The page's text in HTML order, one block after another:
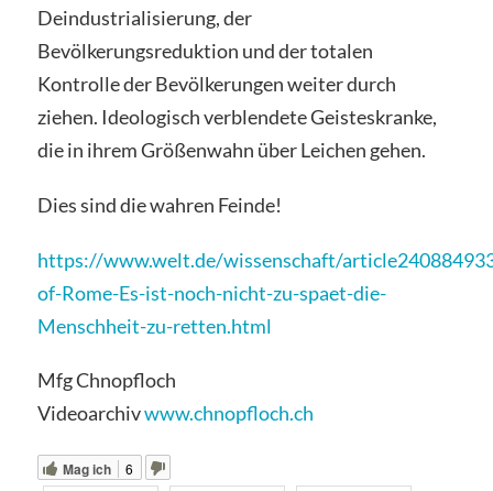
Deindustrialisierung, der
Bevölkerungsreduktion und der totalen
Kontrolle der Bevölkerungen weiter durch
ziehen. Ideologisch verblendete Geisteskranke,
die in ihrem Größenwahn über Leichen gehen.
Dies sind die wahren Feinde!
https://www.welt.de/wissenschaft/
of-Rome-Es-ist-noch-nicht-zu-spaet-die-
Menschheit-zu-retten.html
Mfg Chnopfloch
Videoarchivwww.chnopfloch.ch
Mag ich 6